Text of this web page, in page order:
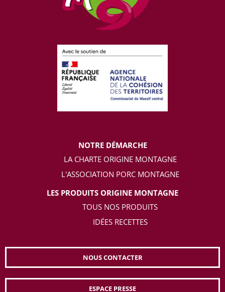
NOTRE DÉMARCHE
LA CHARTE ORIGINE MONTAGNE
L'ASSOCIATION PORC MONTAGNE
LES PRODUITS ORIGINE MONTAGNE
TOUS NOS PRODUITS
IDÉES RECETTES
NOUS CONTACTER
ESPACE PRESSE